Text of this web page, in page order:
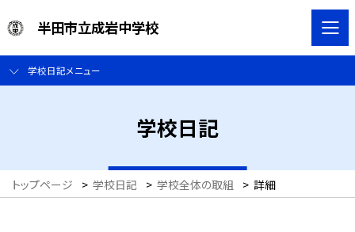
半田市立成岩中学校
学校日記メニュー
学校日記
トップページ > 学校日記 > 学校全体の取組 > 詳細